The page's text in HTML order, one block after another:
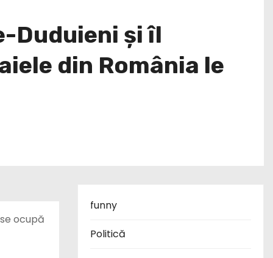
Duduieni și îl
din România le
ocupă
funny
Politică